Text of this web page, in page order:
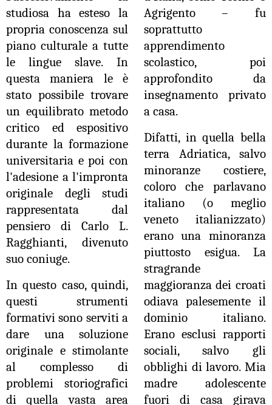
studiosa ha esteso la
propria conoscenza sul
piano culturale a tutte
le lingue slave.In
questa maniera le è
stato possibile trovare
un equilibrato metodo
critico ed espositivo
durante la formazione
universitaria e poi con
l'adesione a l'impronta
originale degli studi
rappresentata dal
pensiero di Carlo L.
Ragghianti, divenuto
suo coniuge.
In questo caso, quindi,
questi strumenti
formativi sono serviti a
dare una soluzione
originale e stimolante
al complesso di
problemi storiografici
di quella vasta area
Agrigento – fu
soprattutto
apprendimento
scolastico, poi
approfondito da
insegnamento privato
a casa.
Difatti, in quella bella
terra Adriatica, salvo
minoranze costiere,
coloro che parlavano
italiano (o meglio
veneto italianizzato)
erano una minoranza
piuttosto esigua. La
stragrande
maggioranza dei croati
odiava palesemente il
dominio italiano.
Erano esclusi rapporti
sociali, salvo gli
obblighi di lavoro. Mia
madre adolescente
fuori di casa girava